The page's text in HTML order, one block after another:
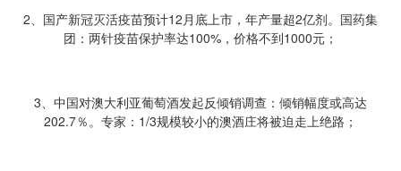
2、国产新冠灭活疫苗预计12月底上市，年产量超2亿剂。国药集
团：两针疫苗保护率达100%，价格不到1000元；
3、中国对澳大利亚葡萄酒发起反倾销调查：倾销幅度或高达
202.7％。专家：1/3规模较小的澳酒庄将被迫走上绝路；